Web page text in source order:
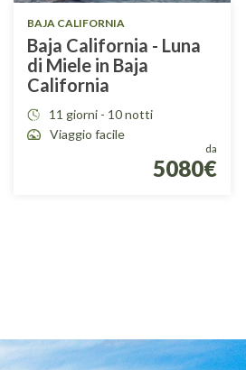
BAJA CALIFORNIA
Baja California - Luna
di Miele in Baja
California
11 giorni - 10 notti
Viaggio facile
da
5080€